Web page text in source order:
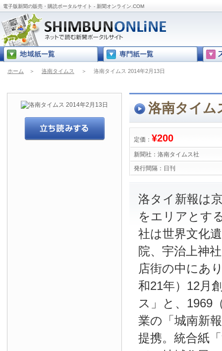
電子版新聞の販売・購読ポータルサイト - 新聞オンライン.COM
ホーム ＞ 洛南タイムス ＞ 洛南タイムス 2014年2月13日
洛南タイム
定価： ¥200
新聞社： 洛南タイムス社
発行間隔： 日刊
洛タイ新報は
をエリアとす
社は世界文化
院、宇治上神
店街の中にあ
和21年）12月
ス」と、1969
業の「城南新
提携。統合紙